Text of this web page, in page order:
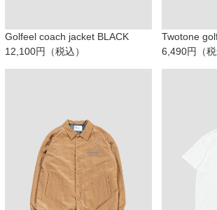
Golfeel coach jacket BLACK
12,100円（税込）
Twotone
6,490円（税